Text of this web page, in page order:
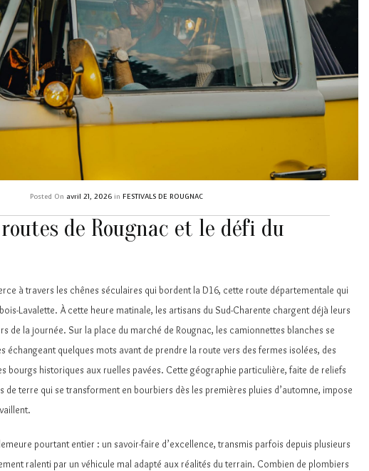
Posted On avril 21, 2026 in FESTIVALS DE ROUGNAC
routes de Rougnac et le défi du
à travers les chênes séculaires qui bordent la D16, cette route départementale qui
Lavalette. À cette heure matinale, les artisans du Sud-Charente chargent déjà leurs
de la journée. Sur la place du marché de Rougnac, les camionnettes blanches se
échangeant quelques mots avant de prendre la route vers des fermes isolées, des
bourgs historiques aux ruelles pavées. Cette géographie particulière, faite de reliefs
de terre qui se transforment en bourbiers dès les premières pluies d’automne, impose
pourtant entier : un savoir-faire d’excellence, transmis parfois depuis plusieurs
ralenti par un véhicule mal adapté aux réalités du terrain. Combien de plombiers